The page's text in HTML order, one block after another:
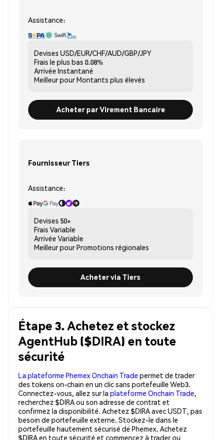
Assistance:
Devises USD/EUR/CHF/AUD/GBP/JPY
Frais le plus bas 0.08%
Arrivée Instantané
Meilleur pourMontants plus élevés
Acheter par Virement Bancaire
Fournisseur Tiers
Assistance:
Devises 50+
Frais Variable
Arrivée Variable
Meilleur pourPromotions régionales
Acheter via Tiers
Étape 3. Achetez et stockez
AgentHub ($DIRA) en toute
sécurité
La plateforme Phemex Onchain Trade permet de trader
des tokens on-chain en un clic sans portefeuille Web3.
Connectez-vous, allez sur la plateforme Onchain Trade,
recherchez $DIRA ou son adresse de contrat et
confirmez la disponibilité. Achetez $DIRA avec USDT, pas
besoin de portefeuille externe. Stockez-le dans le
portefeuille hautement sécurisé de Phemex. Achetez
$DIRA en toute sécurité et commencez à trader ou